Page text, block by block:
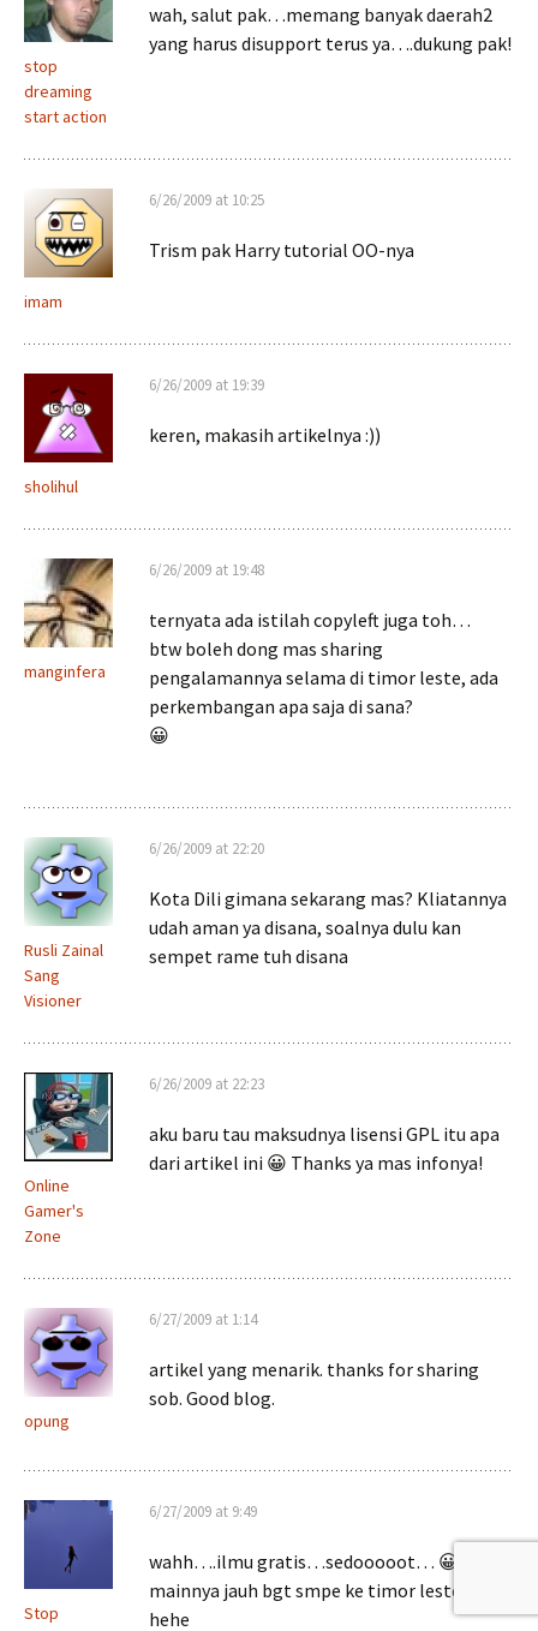
stop
dreaming
start action
wah, salut pak…memang banyak daerah2
yang harus disupport terus ya….dukung pak!
imam
6/26/2009 at 10:25
Trism pak Harry tutorial OO-nya
sholihul
6/26/2009 at 19:39
keren, makasih artikelnya :))
manginfera
6/26/2009 at 19:48
ternyata ada istilah copyleft juga toh…
btw boleh dong mas sharing
pengalamannya selama di timor leste, ada
perkembangan apa saja di sana?
😀
Rusli Zainal
Sang
Visioner
6/26/2009 at 22:20
Kota Dili gimana sekarang mas? Kliatannya
udah aman ya disana, soalnya dulu kan
sempet rame tuh disana
Online
Gamer's
Zone
6/26/2009 at 22:23
aku baru tau maksudnya lisensi GPL itu apa
dari artikel ini 😀 Thanks ya mas infonya!
opung
6/27/2009 at 1:14
artikel yang menarik. thanks for sharing
sob. Good blog.
Stop
6/27/2009 at 9:49
wahh….ilmu gratis…sedooooot… 😀
mainnya jauh bgt smpe ke timor leste…
hehe